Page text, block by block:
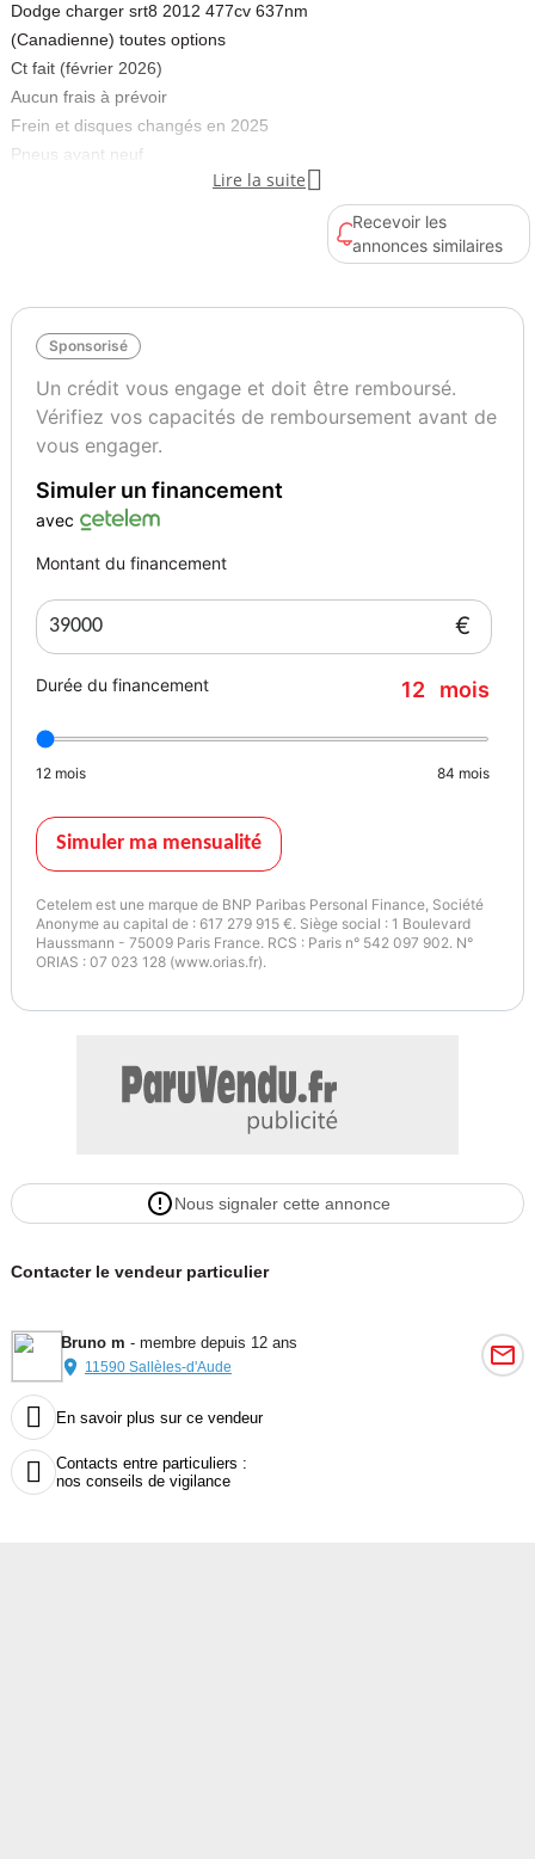
Dodge charger srt8 2012 477cv 637nm
(Canadienne) toutes options
Ct fait (février 2026)
Aucun frais à prévoir
Frein et disques changés en 2025
Pneus avant neuf
Couleur
Type de peinture carrosserie
A jour < 6 mois
Option/Equipement Confort
1571214
Option/equipement extérieurs
Option equipement Sécurité
17910
Lire la suite 
Recevoir les
annonces similaires
Sponsorisé
Un crédit vous engage et doit être remboursé.
Vérifiez vos capacités de remboursement avant de
vous engager.
Simuler un financement
avec
Montant du financement
€
Durée du financement 12 mois
12 mois 84 mois
Simuler ma mensualité
Cetelem est une marque de BNP Paribas Personal Finance, Société
Anonyme au capital de : 617 279 915 €. Siège social : 1 Boulevard
Haussmann - 75009 Paris France. RCS : Paris n° 542 097 902. N°
ORIAS : 07 023 128 (www.orias.fr).
Nous signaler cette annonce
Contacter le vendeur particulier
Bruno m - membre depuis 12 ans
11590 Sallèles-d'Aude
 En savoir plus sur ce vendeur

Contacts entre particuliers :
nos conseils de vigilance